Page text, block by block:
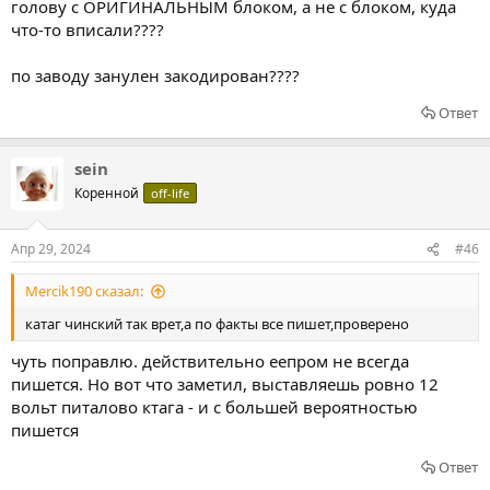
голову с ОРИГИНАЛЬНЫМ блоком, а не с блоком, куда
что-то вписали????
по заводу занулен закодирован????
Ответ
sein
Коренной off-life
Апр 29, 2024 #46
Mercik190 сказал:
катаг чинский так врет,а по факты все пишет,проверено
чуть поправлю. действительно еепром не всегда
пишется. Но вот что заметил, выставляешь ровно 12
вольт питалово ктага - и с большей вероятностью
пишется
Ответ